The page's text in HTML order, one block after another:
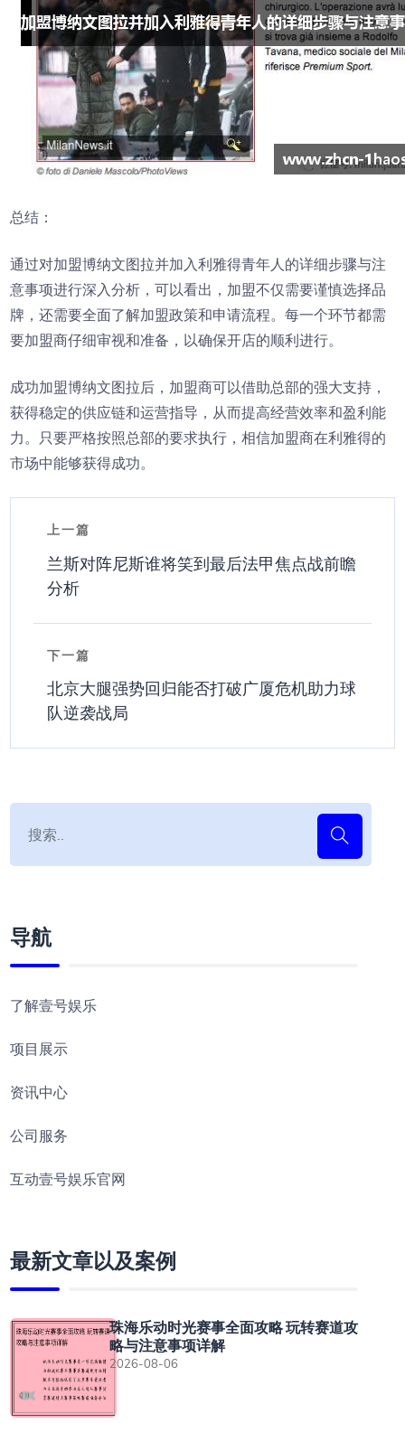
总结：
通过对加盟博纳文图拉并加入利雅得青年人的详细步骤与注
意事项进行深入分析，可以看出，加盟不仅需要谨慎选择品
牌，还需要全面了解加盟政策和申请流程。每一个环节都需
要加盟商仔细审视和准备，以确保开店的顺利进行。
成功加盟博纳文图拉后，加盟商可以借助总部的强大支持，
获得稳定的供应链和运营指导，从而提高经营效率和盈利能
力。只要严格按照总部的要求执行，相信加盟商在利雅得的
市场中能够获得成功。
上一篇
兰斯对阵尼斯谁将笑到最后法甲焦点战前瞻
分析
下一篇
北京大腿强势回归能否打破广厦危机助力球
队逆袭战局
导航
了解壹号娱乐
项目展示
资讯中心
公司服务
互动壹号娱乐官网
最新文章以及案例
珠海乐动时光赛事全面攻略 玩转赛道攻
略与注意事项详解
2026-08-06